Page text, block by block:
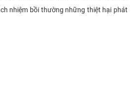
nhiệm bồi thường những thiệt hại phát